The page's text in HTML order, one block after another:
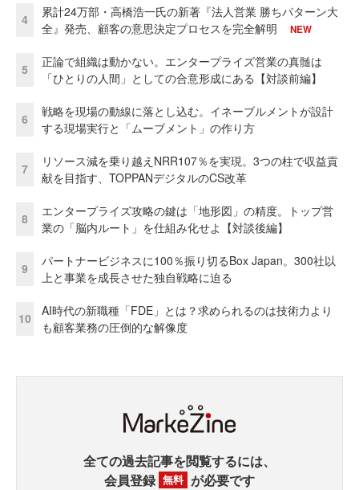
4
累計24万部・高橋浩一氏の新著『法人営業 勝ちパターン大
全』発売、顧客の意思決定プロセスを完全解明
NEW
5
正論で組織は動かない。エンタープライズ営業の真髄は
「ひとりの人間」としての合意形成にある【対談前編】
6
戦略を現場の動線に落とし込む。イネーブルメントが設計
する現場実行と「ムーブメント」の作り方
7
リソース減を乗り越えNRR107％を実現。3つの柱で収益貢
献を目指す、TOPPANデジタルのCS改革
8
エンタープライズ攻略の鍵は「地形図」の精度。トップ営
業の「脳内ルート」を仕組み化せよ【対談後編】
9
パートナービジネスに100％振り切るBox Japan。300社以
上と事業を成長させた独自戦略に迫る
10
AI時代の新職種「FDE」とは？求められるのは技術力より
も顧客業務の圧倒的な解像度
全ての過去記事を閲覧するには、
会員登録 無料 が必要です